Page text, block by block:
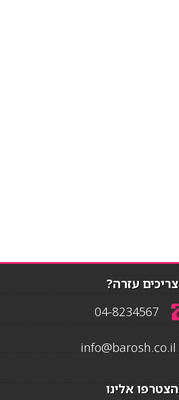
צריכים עזרה?
04-8234567
info@barosh.co.il
הצטרפו אלינו